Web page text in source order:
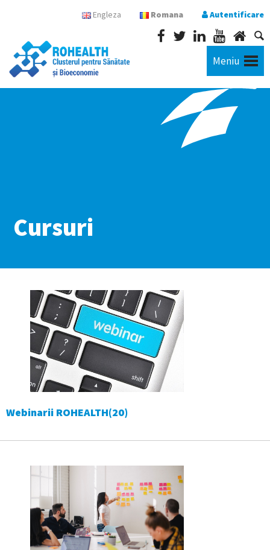
Engleza Romana Autentificare
Meniu
Cursuri
Webinarii ROHEALTH(20)